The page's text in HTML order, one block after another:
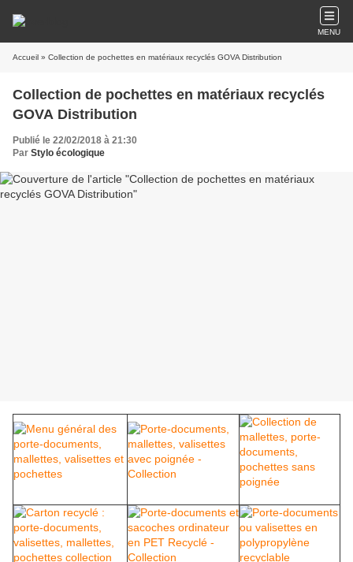
MENU
Accueil » Collection de pochettes en matériaux recyclés GOVA Distribution
Collection de pochettes en matériaux recyclés
GOVA Distribution
Publié le 22/02/2018 à 21:30
Par Stylo écologique